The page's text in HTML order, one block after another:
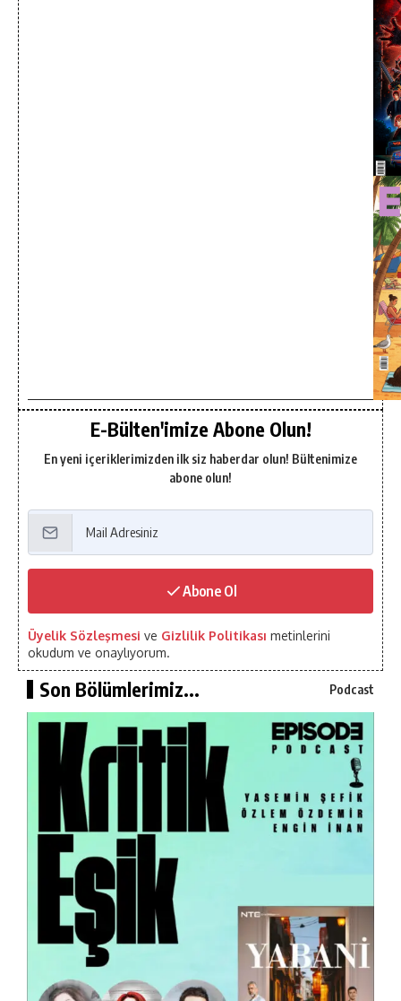
E-Bülten'imize Abone Olun!
En yeni içeriklerimizden ilk siz haberdar olun! Bültenimize
abone olun!
Abone Ol
Üyelik Sözleşmesi ve Gizlilik Politikası metinlerini
okudum ve onaylıyorum.
Son Bölümlerimiz... Podcast